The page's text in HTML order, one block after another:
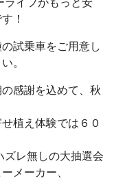
！
試乗車をご用意し
。
感謝を込めて、秋
植え体験では６０
ズレ無しの大抽選会
メーカー、